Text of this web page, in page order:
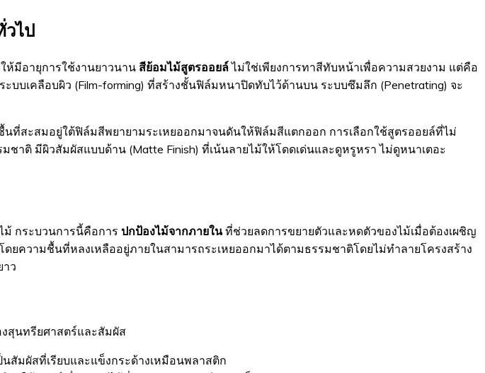
ไป
ห้มีอายุการใช้งานยาวนาน สีย้อมไม้สูตรออยล์ไม่ใช่เพียงการทาสีทับหน้าเพื่อความสวยงาม แต่คือ
บบเคลือบผิว (Film-forming) ที่สร้างชั้นฟิล์มหนาปิดทับไว้ด้านบน ระบบซึมลึก (Penetrating) จะ
ที่สะสมอยู่ใต้ฟิล์มสีพยายามระเหยออกมาจนดันให้ฟิล์มสีแตกออก การเลือกใช้สูตรออยล์ที่ไม่
ติ มีผิวสัมผัสแบบด้าน (Matte Finish) ที่เน้นลายไม้ให้โดดเด่นและดูหรูหรา ไม่ดูหนาเตอะ
ม้ กระบวนการนี้คือการ ปกป้องไม้จากภายในที่ช่วยลดการขยายตัวและหดตัวของไม้เมื่อต้องเผชิญ
ยความชื้นที่หลงเหลืออยู่ภายในสามารถระเหยออกมาได้ตามธรรมชาติโดยไม่ทำลายโครงสร้าง
ว
งสุนทรียศาสตร์และสัมผัส
สัมผัสที่เรียบและแข็งกระด้างเหมือนพลาสติก